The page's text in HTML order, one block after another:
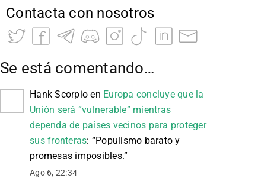
Contacta con nosotros
Se está comentando…
Hank Scorpio en Europa concluye que la
Unión será “vulnerable” mientras
dependa de países vecinos para proteger
sus fronteras: “Populismo barato y
promesas imposibles.”
Ago 6, 22:34